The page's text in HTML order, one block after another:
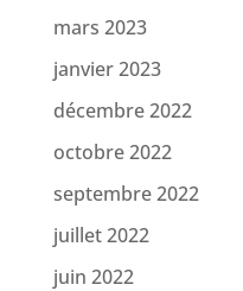
mars 2023
janvier 2023
décembre 2022
octobre 2022
septembre 2022
juillet 2022
juin 2022